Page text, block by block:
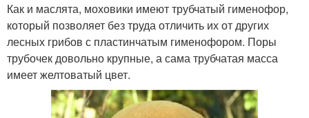
Как и маслята, моховики имеют трубчатый гименофор,
который позволяет без труда отличить их от других
лесных грибов с пластинчатым гименофором. Поры
трубочек довольно крупные, а сама трубчатая масса
имеет желтоватый цвет.